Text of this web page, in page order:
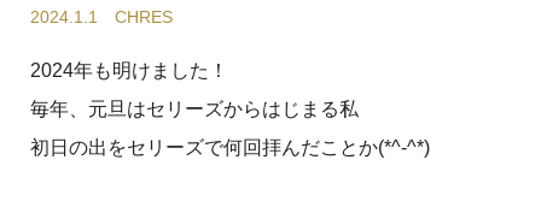
2024.1.1 CHRES
2024年も明けました！
毎年、元旦はセリーズからはじまる私
初日の出をセリーズで何回拝んだことか(*^-^*)